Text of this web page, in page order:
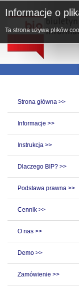
Strona główna >>
Informacje >>
Instrukcja >>
Dlaczego BIP? >>
Podstawa prawna >>
Cennik >>
O nas >>
Demo >>
Zamówienie >>
Informacje o
Ta strona używa plików